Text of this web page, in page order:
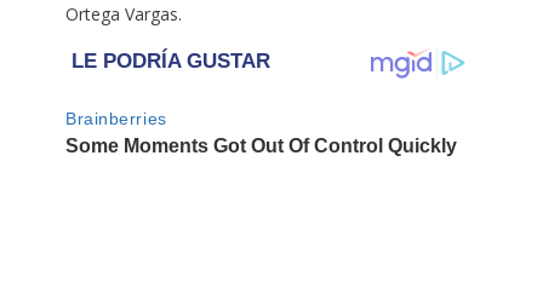
Ortega Vargas.